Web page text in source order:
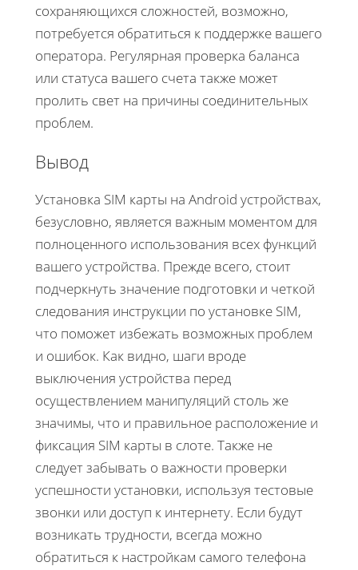
сохраняющихся сложностей, возможно,
потребуется обратиться к поддержке вашего
оператора. Регулярная проверка баланса
или статуса вашего счета также может
пролить свет на причины соединительных
проблем.
Вывод
Установка SIM карты на Android устройствах,
безусловно, является важным моментом для
полноценного использования всех функций
вашего устройства. Прежде всего, стоит
подчеркнуть значение подготовки и четкой
следования инструкции по установке SIM,
что поможет избежать возможных проблем
и ошибок. Как видно, шаги вроде
выключения устройства перед
осуществлением манипуляций столь же
значимы, что и правильное расположение и
фиксация SIM карты в слоте. Также не
следует забывать о важности проверки
успешности установки, используя тестовые
звонки или доступ к интернету. Если будут
возникать трудности, всегда можно
обратиться к настройкам самого телефона